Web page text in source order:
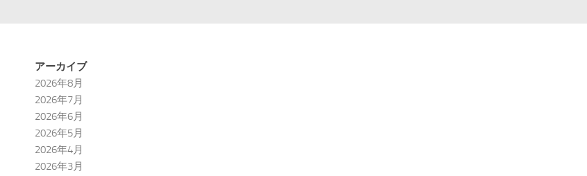
アーカイブ
2026年8月
2026年7月
2026年6月
2026年5月
2026年4月
2026年3月